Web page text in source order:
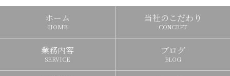
ホーム
HOME
当社のこだわり
CONCEPT
業務内容
SERVICE
ブログ
BLOG